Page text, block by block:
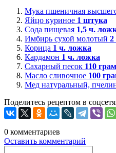
Мука пшеничная
Яйцо куриное 1 штука
Сода пищевая 1,5 ч.
Имбирь сухой молотый 2
Корица 1 ч. ложка
Кардамон 1 ч. ложка
Сахарный песок 110
Масло сливочное 100
Мед натуральный,
Поделитесь рецептом в
0 комментариев
Оставить комментарий